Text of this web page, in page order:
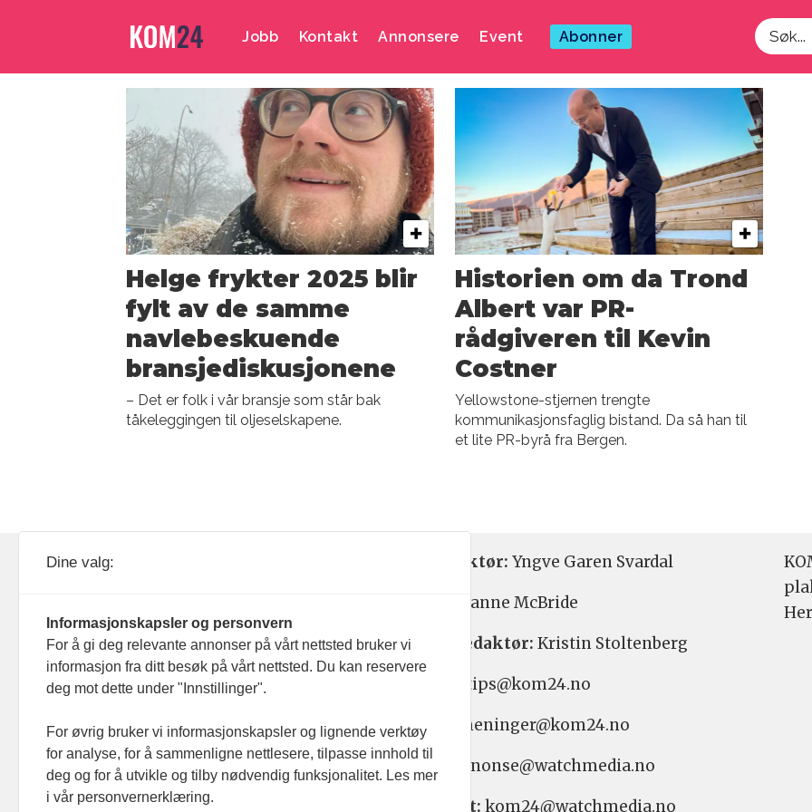
Jobb Kontakt Annonsere Event Abonner
Søk
Emne:
3012242
Helge frykter 2025 blir
fylt av de samme
navlebeskuende
bransjediskusjonene
– Det er folk i vår bransje som står bak
tåkeleggingen til oljeselskapene.
Historien om da Trond
Albert var PR-
rådgiveren til Kevin
Costner
Yellowstone-stjernen trengte
kommunikasjonsfaglig bistand. Da så han til
et lite PR-byrå fra Bergen.
093 182
Nyhetsredaktør: Yngve Garen Svardal
Hanne McBride
Ansvarlig redaktør: Kristin Stoltenberg
Nyhetstips: tips@kom24.no
Meninger: meninger@kom24.no
Annonse: annonse@watchmedia.no
Abonnement: kom24@watchmedia.no
Dine valg:
Informasjonskapsler og personvern
For å gi deg relevante annonser på vårt nettsted bruker vi
informasjon fra ditt besøk på vårt nettsted. Du kan reservere
deg mot dette under "Innstillinger".
For øvrig bruker vi informasjonskapsler og lignende verktøy
for analyse, for å sammenligne nettlesere, tilpasse innhold til
deg og for å utvikle og tilby nødvendig funksjonalitet. Les mer
i vår personvernerklæring.